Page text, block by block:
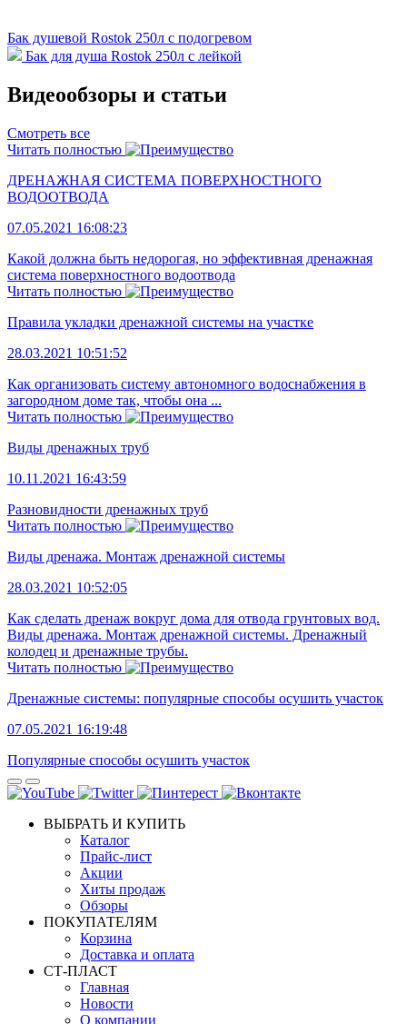
Бак душевой Rostok 250л с подогревом
Бак для душа Rostok 250л с лейкой
Видеообзоры и статьи
Смотреть все
Читать полностью
ДРЕНАЖНАЯ СИСТЕМА ПОВЕРХНОСТНОГО
ВОДООТВОДА
07.05.2021 16:08:23
Какой должна быть недорогая, но эффективная дренажная
система поверхностного водоотвода
Читать полностью
Правила укладки дренажной системы на участке
28.03.2021 10:51:52
Как организовать систему автономного водоснабжения в
загородном доме так, чтобы она ...
Читать полностью
Виды дренажных труб
10.11.2021 16:43:59
Разновидности дренажных труб
Читать полностью
Виды дренажа. Монтаж дренажной системы
28.03.2021 10:52:05
Как сделать дренаж вокруг дома для отвода грунтовых вод.
Виды дренажа. Монтаж дренажной системы. Дренажный
колодец и дренажные трубы.
Читать полностью
Дренажные системы: популярные способы осушить участок
07.05.2021 16:19:48
Популярные способы осушить участок
ВЫБРАТЬ И КУПИТЬ
Каталог
Прайс-лист
Акции
Хиты продаж
Обзоры
ПОКУПАТЕЛЯМ
Корзина
Доставка и оплата
СТ-ПЛАСТ
Главная
Новости
О компании